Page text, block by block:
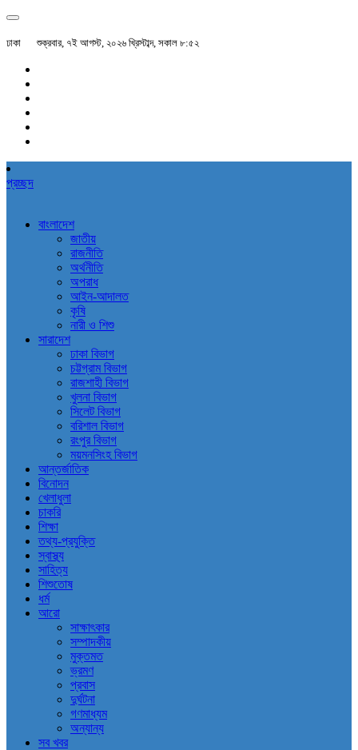
ঢাকা শুক্রবার, ৭ই আগস্ট, ২০২৬ খ্রিস্টাব্দ, সকাল ৮:৫২
প্রচ্ছদ
বাংলাদেশ
জাতীয়
রাজনীতি
অর্থনীতি
অপরাধ
আইন-আদালত
কৃষি
নারী ও শিশু
সারাদেশ
ঢাকা বিভাগ
চট্টগ্রাম বিভাগ
রাজশাহী বিভাগ
খুলনা বিভাগ
সিলেট বিভাগ
বরিশাল বিভাগ
রংপুর বিভাগ
ময়মনসিংহ বিভাগ
আন্তর্জাতিক
বিনোদন
খেলাধুলা
চাকরি
শিক্ষা
তথ্য-প্রযুক্তি
স্বাস্থ্য
সাহিত্য
শিশুতোষ
ধর্ম
আরো
সাক্ষাৎকার
সম্পাদকীয়
মুক্তমত
ভ্রমণ
প্রবাস
দুর্ঘটনা
গণমাধ্যম
অন্যান্য
সব খবর